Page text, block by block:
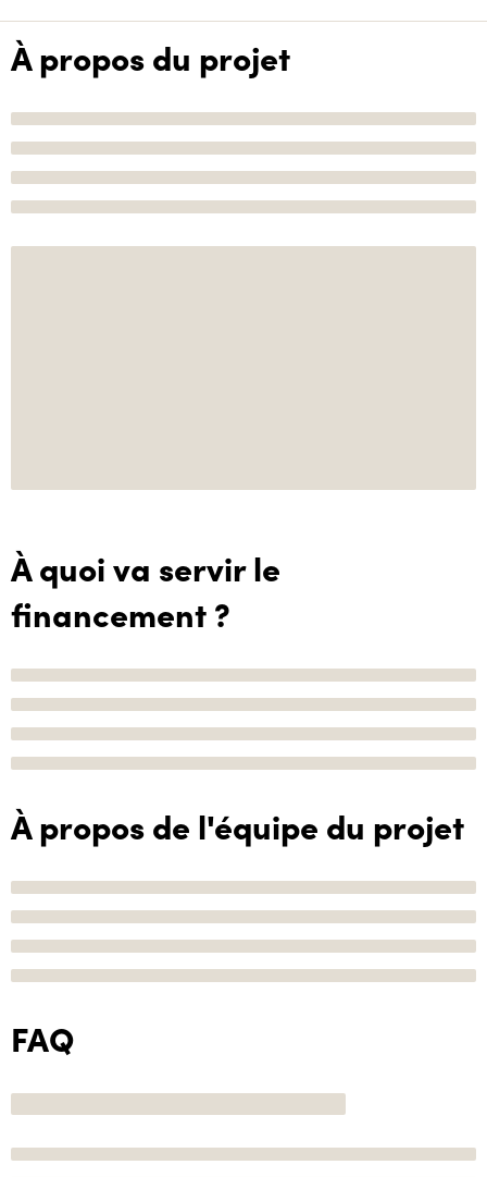
À propos du projet
À quoi va servir le
financement ?
À propos de l'équipe du projet
FAQ